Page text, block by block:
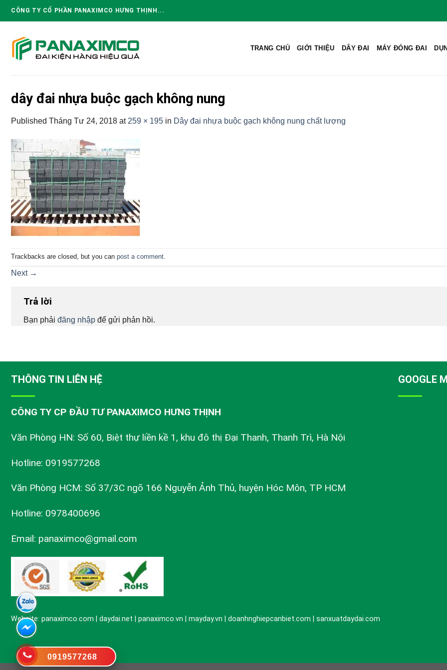
CÔNG TY CỔ PHẦN PANAXIMCO HƯNG THỊNH...
TRANG CHỦ GIỚI THIỆU DÂY ĐAI MÁY ĐÓNG ĐAI
dây đai nhựa buộc gạch không nung
Published Tháng Tư 24, 2018 at 259 × 195 in Dây đai nhựa buộc gạch không nung chất lượng
Trackbacks are closed, but you can post a comment
Next →
Trả lời
Bạn phải đăng nhập để gửi phản hồi.
THÔNG TIN LIÊN HỆ
CÔNG TY CP ĐẦU TƯ PANAXIMCO HƯNG THỊNH
Văn Phòng HN: Số 60, Biệt thự liền kề 1, khu đô thị Đại Thanh, Thanh Trì, Hà Nội
Hotline: 0919577268
Văn Phòng HCM: Số 37/3C ngõ 166 Nguyễn Ảnh Thủ, huyện Hóc Môn, TP HCM
Hotline: 0978400696
Email: panaximco@gmail.com
Website: panaximco.com | daydai.net | panaximco.vn | mayday.vn | doanhnghiepcanbiet.com | sanxuatdaydai.com
GOOGLE
0919577268